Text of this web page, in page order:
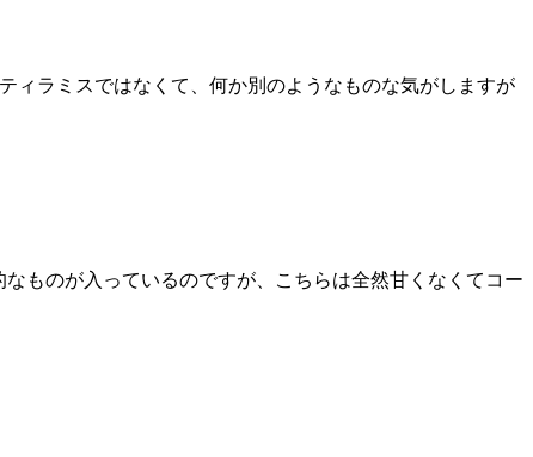
ィラミスではなくて、何か別のようなものな気がしますが
ものが入っているのですが、こちらは全然甘くなくてコー